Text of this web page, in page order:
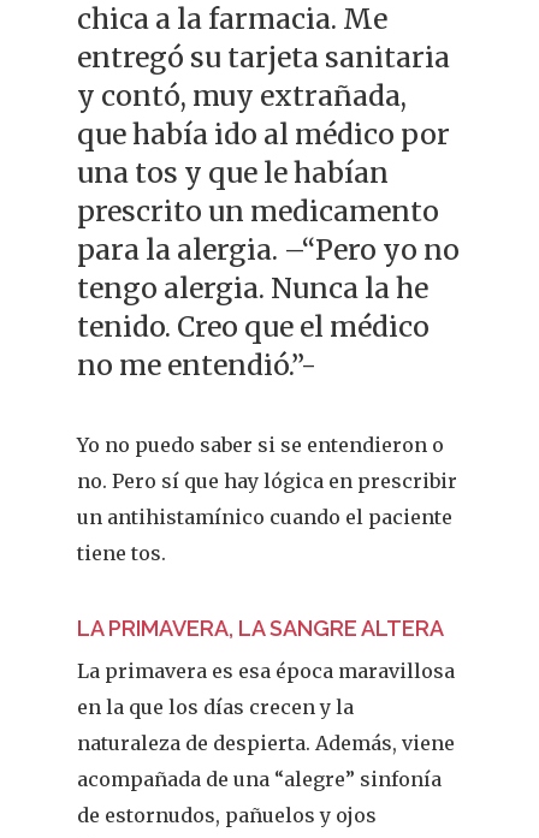
chica a la farmacia. Me
entregó su tarjeta sanitaria
y contó, muy extrañada,
que había ido al médico por
una tos y que le habían
prescrito un medicamento
para la alergia. –“Pero yo no
tengo alergia. Nunca la he
tenido. Creo que el médico
no me entendió.”-
Yo no puedo saber si se entendieron o
no. Pero sí que hay lógica en prescribir
un antihistamínico cuando el paciente
tiene tos.
LA PRIMAVERA, LA SANGRE ALTERA
La primavera es esa época maravillosa
en la que los días crecen y la
naturaleza de despierta. Además, viene
acompañada de una “alegre” sinfonía
de estornudos, pañuelos y ojos